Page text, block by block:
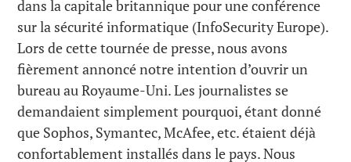
dans la capitale britannique pour une conférence
sur la sécurité informatique (InfoSecurity Europe).
Lors de cette tournée de presse, nous avons
fièrement annoncé notre intention d’ouvrir un
bureau au Royaume-Uni. Les journalistes se
demandaient simplement pourquoi, étant donné
que Sophos, Symantec, McAfee, etc. étaient déjà
confortablement installés dans le pays. Nous